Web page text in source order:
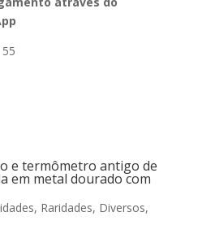
e termômetro antigo de
em metal dourado com
Raridades, Diversos,